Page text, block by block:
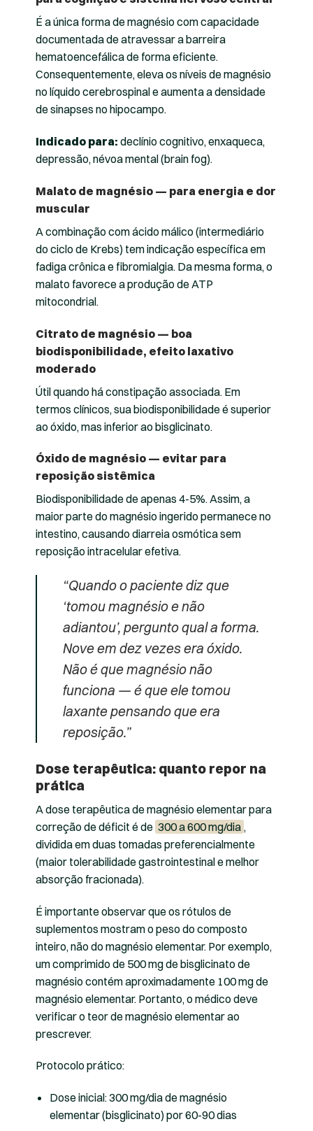
É a única forma de magnésio com capacidade
documentada de atravessar a barreira
hematoencefálica de forma eficiente.
Consequentemente, eleva os níveis de magnésio
no líquido cerebrospinal e aumenta a densidade
de sinapses no hipocampo.
Indicado para: declínio cognitivo, enxaqueca,
depressão, névoa mental (brain fog).
Malato de magnésio — para energia e dor
muscular
A combinação com ácido málico (intermediário
do ciclo de Krebs) tem indicação específica em
fadiga crônica e fibromialgia. Da mesma forma, o
malato favorece a produção de ATP
mitocondrial.
Citrato de magnésio — boa
biodisponibilidade, efeito laxativo
moderado
Útil quando há constipação associada. Em
termos clínicos, sua biodisponibilidade é superior
ao óxido, mas inferior ao bisglicinato.
Óxido de magnésio — evitar para
reposição sistêmica
Biodisponibilidade de apenas 4-5%. Assim, a
maior parte do magnésio ingerido permanece no
intestino, causando diarreia osmótica sem
reposição intracelular efetiva.
“Quando o paciente diz que
‘tomou magnésio e não
adiantou’, pergunto qual a forma.
Nove em dez vezes era óxido.
Não é que magnésio não
funciona — é que ele tomou
laxante pensando que era
reposição.”
Dose terapêutica: quanto repor na
prática
A dose terapêutica de magnésio elementar para
correção de déficit é de 300 a 600 mg/dia ,
dividida em duas tomadas preferencialmente
(maior tolerabilidade gastrointestinal e melhor
absorção fracionada).
É importante observar que os rótulos de
suplementos mostram o peso do composto
inteiro, não do magnésio elementar. Por exemplo,
um comprimido de 500 mg de bisglicinato de
magnésio contém aproximadamente 100 mg de
magnésio elementar. Portanto, o médico deve
verificar o teor de magnésio elementar ao
prescrever.
Protocolo prático:
Dose inicial: 300 mg/dia de magnésio
elementar (bisglicinato) por 60-90 dias